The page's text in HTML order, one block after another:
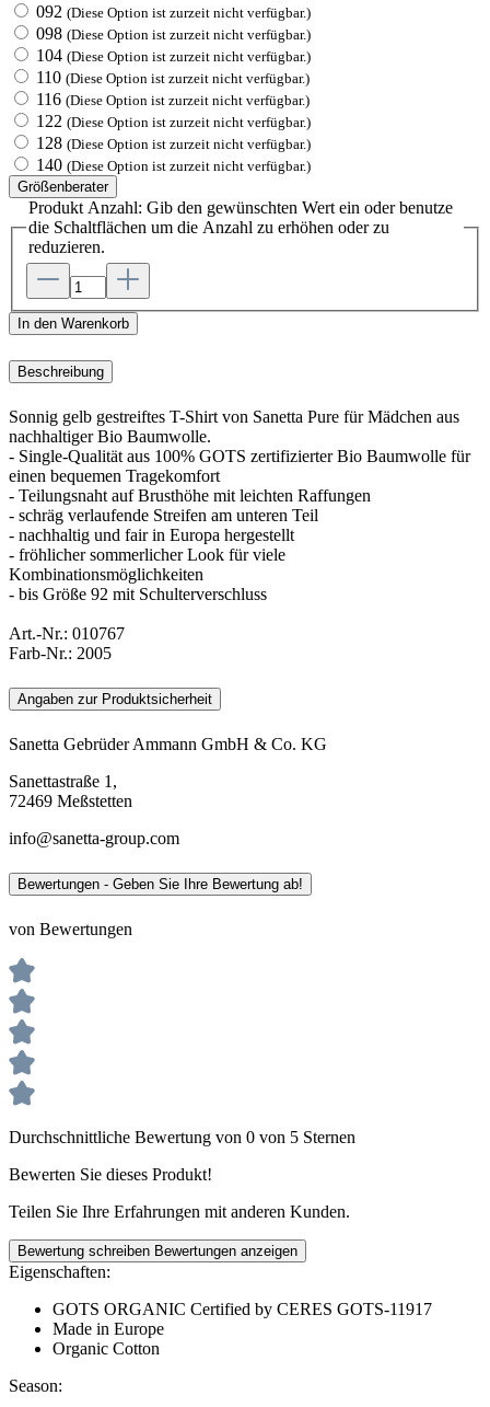
092 (Diese Option ist zurzeit nicht verfügbar.)
098 (Diese Option ist zurzeit nicht verfügbar.)
104 (Diese Option ist zurzeit nicht verfügbar.)
110 (Diese Option ist zurzeit nicht verfügbar.)
116 (Diese Option ist zurzeit nicht verfügbar.)
122 (Diese Option ist zurzeit nicht verfügbar.)
128 (Diese Option ist zurzeit nicht verfügbar.)
140 (Diese Option ist zurzeit nicht verfügbar.)
Größenberater
Produkt Anzahl: Gib den gewünschten Wert ein oder benutze
die Schaltflächen um die Anzahl zu erhöhen oder zu
reduzieren.
In den Warenkorb
Beschreibung
Sonnig gelb gestreiftes T-Shirt von Sanetta Pure für Mädchen aus
nachhaltiger Bio Baumwolle.
- Single-Qualität aus 100% GOTS zertifizierter Bio Baumwolle für
einen bequemen Tragekomfort
- Teilungsnaht auf Brusthöhe mit leichten Raffungen
- schräg verlaufende Streifen am unteren Teil
- nachhaltig und fair in Europa hergestellt
- fröhlicher sommerlicher Look für viele
Kombinationsmöglichkeiten
- bis Größe 92 mit Schulterverschluss
Art.-Nr.: 010767
Farb-Nr.: 2005
Angaben zur Produktsicherheit
Sanetta Gebrüder Ammann GmbH & Co. KG
Sanettastraße 1,
72469 Meßstetten
info@sanetta-group.com
Bewertungen - Geben Sie Ihre Bewertung ab!
von Bewertungen
Durchschnittliche Bewertung von 0 von 5 Sternen
Bewerten Sie dieses Produkt!
Teilen Sie Ihre Erfahrungen mit anderen Kunden.
Bewertung schreiben Bewertungen anzeigen
Eigenschaften:
GOTS ORGANIC Certified by CERES GOTS-11917
Made in Europe
Organic Cotton
Season: